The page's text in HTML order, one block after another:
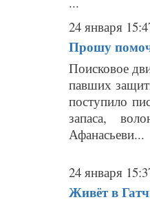
24 января
Прошу
Поисковое
павших
поступило
запаса,
Афанасьеви...
24 января
Живёт в